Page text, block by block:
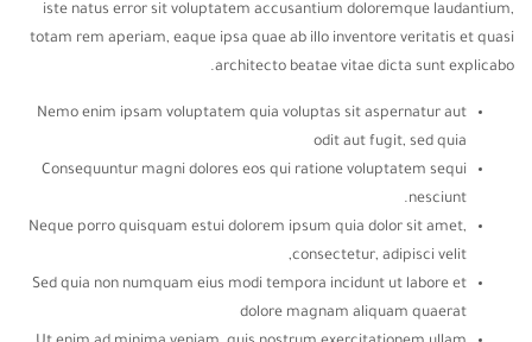
iste natus error sit voluptatem accusantium doloremque laudantium,
totam rem aperiam, eaque ipsa quae ab illo inventore veritatis et quasi
architecto beatae vitae dicta sunt explicabo.
Nemo enim ipsam voluptatem quia voluptas sit aspernatur aut
odit aut fugit, sed quia
Consequuntur magni dolores eos qui ratione voluptatem sequi
nesciunt.
Neque porro quisquam estui dolorem ipsum quia dolor sit amet,
consectetur, adipisci velit,
Sed quia non numquam eius modi tempora incidunt ut labore et
dolore magnam aliquam quaerat